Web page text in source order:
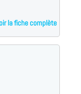
la fiche complète